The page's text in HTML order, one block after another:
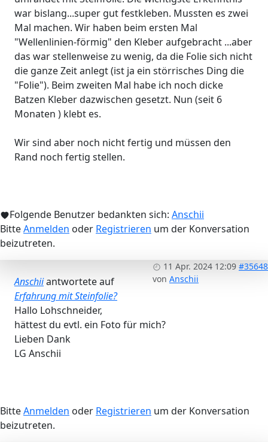
war bislang...super gut festkleben. Mussten es zwei
Mal machen. Wir haben beim ersten Mal
"Wellenlinien-förmig" den Kleber aufgebracht ...aber
das war stellenweise zu wenig, da die Folie sich nicht
die ganze Zeit anlegt (ist ja ein störrisches Ding die
"Folie"). Beim zweiten Mal habe ich noch dicke
Batzen Kleber dazwischen gesetzt. Nun (seit 6
Monaten ) klebt es.
Wir sind aber noch nicht fertig und müssen den
Rand noch fertig stellen.
Folgende Benutzer bedankten sich: Anschii
BitteAnmelden oder Registrieren um der Konversation
beizutreten.
11 Apr. 2024 12:09 #35648
von Anschii
Anschiiantwortete auf
Erfahrung mit Steinfolie?
Hallo Lohschneider,
hättest du evtl. ein Foto für mich?
Lieben Dank
LG Anschii
BitteAnmelden oder Registrieren um der Konversation
beizutreten.